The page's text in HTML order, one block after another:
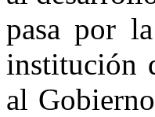
pasa por
institución
al